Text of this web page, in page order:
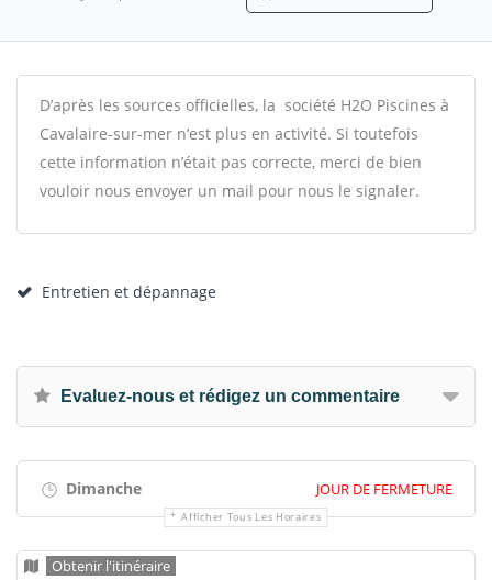
D’après les sources officielles, la société H2O Piscines à
Cavalaire-sur-mer n’est plus en activité. Si toutefois
cette information n’était pas correcte, merci de bien
vouloir nous envoyer un mail pour nous le signaler.
Entretien et dépannage
Evaluez-nous et rédigez un commentaire
Dimanche JOUR DE FERMETURE
Afficher Tous Les Horaires
Obtenir l'itinéraire